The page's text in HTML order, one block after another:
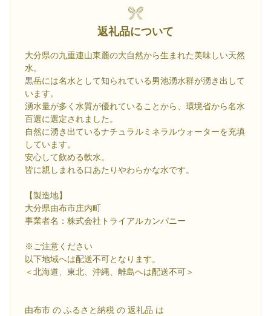
返礼品について
大分県の九重連山東麓の大自然から生まれた美味しい天然
水。
黒岳には名水として知られている男池湧水群が湧き出して
います。
湧水量が多く水質が優れていることから、環境省から名水
百選に選定されました。
自然に湧き出ているナチュラルミネラルウォーターを充填
しています。
安心して飲める軟水。
皆に親しまれる口あたりやわらかな水です。
【製造地】
大分県由布市庄内町
事業者名：株式会社トライアルカンパニー
※ご注意ください
以下地域へは配送不可となります。
＜北海道、東北、沖縄、離島へは配送不可＞
由布市 の ふるさと納税 の 返礼品 は